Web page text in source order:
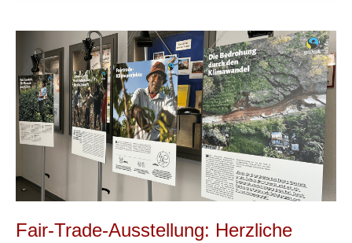
Fair-Trade-Ausstellung: Herzliche